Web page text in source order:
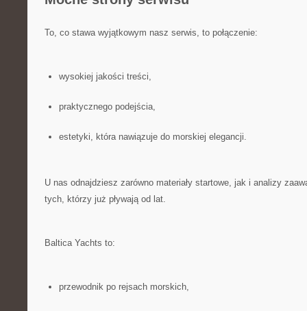
To, co stawa wyjątkowym nasz serwis, to połączenie:
wysokiej jakości treści,
praktycznego podejścia,
estetyki, która nawiązuje do morskiej elegancji.
U nas odnajdziesz zarówno materiały startowe, jak i analizy
tych, którzy już pływają od lat.
Baltica Yachts to:
przewodnik po rejsach morskich,